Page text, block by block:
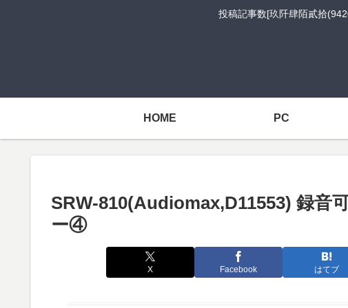
投稿記事数[玖阡肆陌貳拾
HOME PC
SRW-810(Audiomax,D11553) 録音
ー④
X Facebook はてブ